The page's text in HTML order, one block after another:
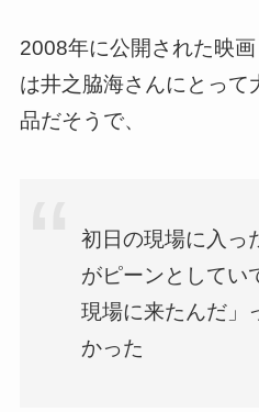
2008年に公開された映画
は井之脇海さんにとって
品だそうで、
初日の現場に入っ
がピーンとしてい
現場に来たんだ」
かった